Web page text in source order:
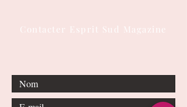
Contacter Esprit Sud Magazine